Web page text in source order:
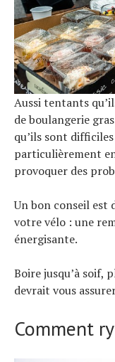
Aussi tentants
de boulangerie
qu’ils sont
particulièrement
provoquer des
Un bon conseil est
votre vélo : une
énergisante.
Boire jusqu’à soif,
devrait vous
Comment